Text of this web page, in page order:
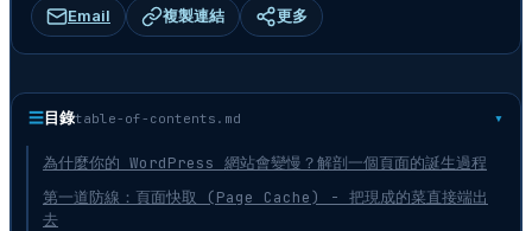
Email 複製連結 更多
☰目錄table-of-contents.md
為什麼你的 WordPress 網站會變慢？解剖一個頁面的誕生過程
第一道防線：頁面快取 (Page Cache) - 把現成的菜直接端出
去